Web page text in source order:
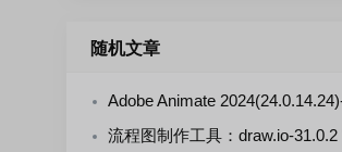
随机文章
Adobe Animate 2024(24.0.14.24)-m0nkrus 多语
流程图制作工具：draw.io-31.0.2 官方正